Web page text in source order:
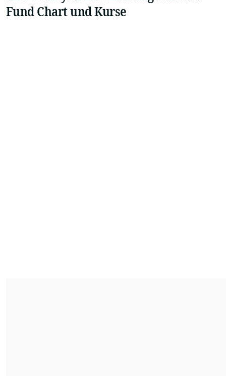
Fund Chart und Kurse